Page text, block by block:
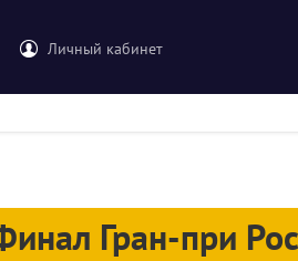
Личный кабинет
Гран-при